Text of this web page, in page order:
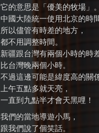
它的意思是「優美的牧場」。
中國大陸統一使用北京的時
所以儘管有時差的地方，
都不用調整時間。
新疆跟台灣有兩個小時的時
比台灣晚兩個小時。
不過這邊可能是緯度高的關
上午五點多就天亮，
一直到九點半才會天黑哩！
我們的當地導遊小馬，
跟我們說了個笑話。